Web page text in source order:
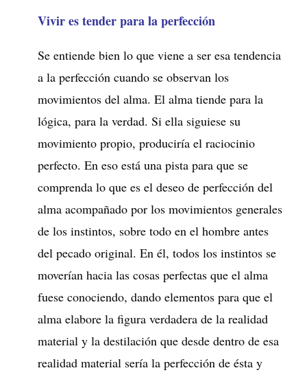
Vivir es tender para la perfección
Se entiende bien lo que viene a ser esa tendencia
a la perfección cuando se observan los
movimientos del alma. El alma tiende para la
lógica, para la verdad. Si ella siguiese su
movimiento propio, produciría el raciocinio
perfecto. En eso está una pista para que se
comprenda lo que es el deseo de perfección del
alma acompañado por los movimientos generales
de los instintos, sobre todo en el hombre antes
del pecado original. En él, todos los instintos se
moverían hacia las cosas perfectas que el alma
fuese conociendo, dando elementos para que el
alma elabore la figura verdadera de la realidad
material y la destilación que desde dentro de esa
realidad material sería la perfección de ésta y